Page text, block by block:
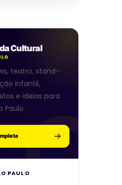
Cultural
teatro, stand-
infantil,
e ideias para
Paulo.
PAULO